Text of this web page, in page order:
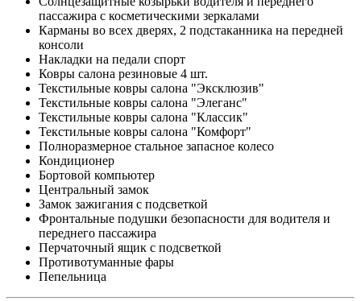
пассажира с косметическими зеркалами
Карманы во всех дверях, 2 подстаканника на передней
консоли
Накладки на педали спорт
Ковры салона резиновые 4 шт.
Текстильные ковры салона "Эксклюзив"
Текстильные ковры салона "Элеганс"
Текстильные ковры салона "Классик"
Текстильные ковры салона "Комфорт"
Полноразмерное стальное запасное колесо
Кондиционер
Бортовой компьютер
Центральный замок
Замок зажигания с подсветкой
Фронтальные подушки безопасности для водителя и
переднего пассажира
Перчаточный ящик с подсветкой
Противотуманные фары
Пепельница